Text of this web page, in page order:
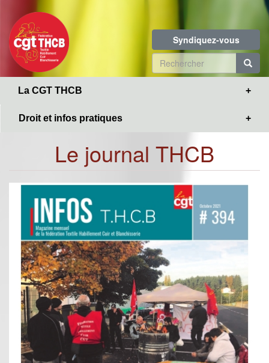
contenu
principal
Syndiquez-vous
Formulaire
de
La CGT THCB
Droit et infos pratiques
Le journal THCB